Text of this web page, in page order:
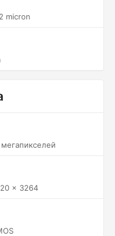
micron
мегапикселей
x 3264